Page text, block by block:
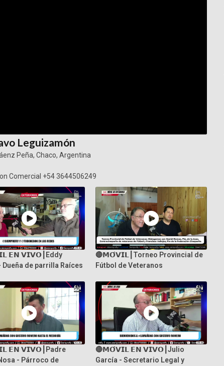
Leguizamón
Peña, Chaco, Argentina
Comercial +54 3644506249
𝗘𝗡 𝗩𝗜𝗩𝗢┃Eddy
Dueña de parrilla Raíces
🔴𝗠𝗢́𝗩𝗜𝗟┃Torneo Provincial de
Fútbol de Veteranos
𝗘𝗡 𝗩𝗜𝗩𝗢┃Padre
- Párroco de
🔴𝗠𝗢́𝗩𝗜𝗟 𝗘𝗡 𝗩𝗜𝗩𝗢┃Julio
García - Secretario Legal y